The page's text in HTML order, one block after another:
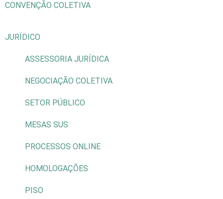
CONVENÇÃO COLETIVA
JURÍDICO
ASSESSORIA JURÍDICA
NEGOCIAÇÃO COLETIVA
SETOR PÚBLICO
MESAS SUS
PROCESSOS ONLINE
HOMOLOGAÇÕES
PISO